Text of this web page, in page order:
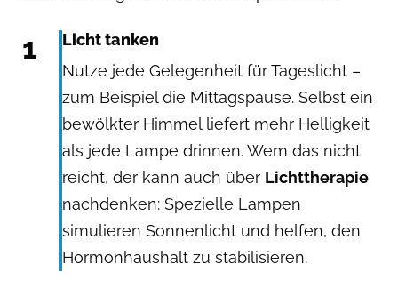
1
Licht tanken
Nutze jede Gelegenheit für Tageslicht –
zum Beispiel die Mittagspause. Selbst ein
bewölkter Himmel liefert mehr Helligkeit
als jede Lampe drinnen. Wem das nicht
reicht, der kann auch über Lichttherapie
nachdenken: Spezielle Lampen
simulieren Sonnenlicht und helfen, den
Hormonhaushalt zu stabilisieren.